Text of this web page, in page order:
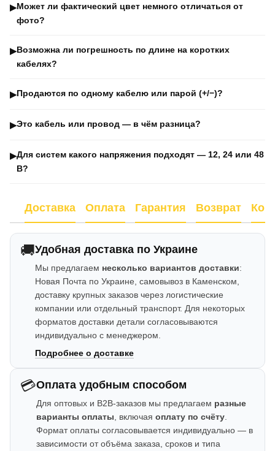
▶Может ли фактический цвет немного отличаться от
фото?
▶Возможна ли погрешность по длине на коротких
кабелях?
▶Продаются по одному кабелю или парой (+/−)?
▶Это кабель или провод — в чём разница?
▶Для систем какого напряжения подходят — 12, 24 или 48
В?
Доставка Оплата Гарантия Возврат
🚚Удобная доставка по Украине
Мы предлагаем несколько вариантов доставки:
Новая Почта по Украине, самовывоз в Каменском,
доставку крупных заказов через логистические
компании или отдельный транспорт. Для некоторых
форматов доставки детали согласовываются
индивидуально с менеджером.
Подробнее о доставке
💳Оплата удобным способом
Для оптовых и B2B-заказов мы предлагаем разные
варианты оплаты , включая оплату по счёту
Формат оплаты согласовывается индивидуально — в
зависимости от объёма заказа, сроков и типа